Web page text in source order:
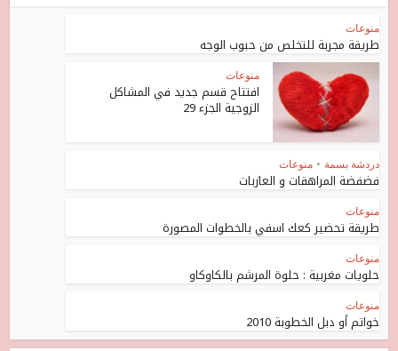
منوعات
طريقة مجربة للتخلص من حبوب الوجه
منوعات
افتتاح قسم جديد في المشاكل
الزوجية الجزء 29
دردشة بسمة • منوعات
فضفضة المراهقات و العازبات
منوعات
طريقة تحضير كعك اسفي بالخطوات المصورة
منوعات
حلويات مغربية : حلوة المرشم بالكاوكاو
منوعات
خواتم أو دبل الخطوبة 2010